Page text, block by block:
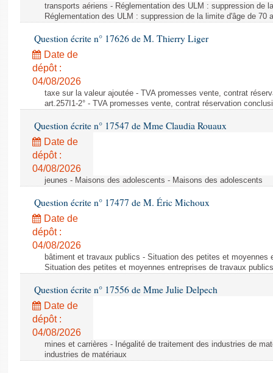
transports aériens - Réglementation des ULM : suppression de
Réglementation des ULM : suppression de la limite d'âge de 70
Question écrite n° 17626 de M. Thierry Liger
Date de
dépôt :
04/08/2026
taxe sur la valeur ajoutée - TVA promesses vente, contrat
art.257I1-2° - TVA promesses vente, contrat réservation
Question écrite n° 17547 de Mme Claudia Rouaux
Date de
dépôt :
04/08/2026
jeunes - Maisons des adolescents - Maisons des adolescents
Question écrite n° 17477 de M. Éric Michoux
Date de
dépôt :
04/08/2026
bâtiment et travaux publics - Situation des petites et moyennes
Situation des petites et moyennes entreprises de travaux publics
Question écrite n° 17556 de Mme Julie Delpech
Date de
dépôt :
04/08/2026
mines et carrières - Inégalité de traitement des industries de
industries de matériaux